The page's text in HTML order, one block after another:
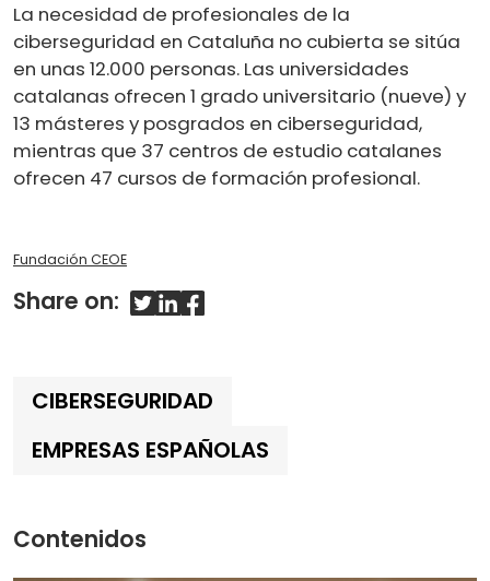
La necesidad de profesionales de la
ciberseguridad en Cataluña no cubierta se sitúa
en unas 12.000 personas. Las universidades
catalanas ofrecen 1 grado universitario (nueve) y
13 másteres y posgrados en ciberseguridad,
mientras que 37 centros de estudio catalanes
ofrecen 47 cursos de formación profesional.
Fundación CEOE
Share on:
CIBERSEGURIDAD
EMPRESAS ESPAÑOLAS
Contenidos